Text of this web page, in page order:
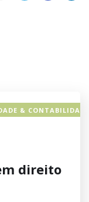
& CONTABILIDADE
direito